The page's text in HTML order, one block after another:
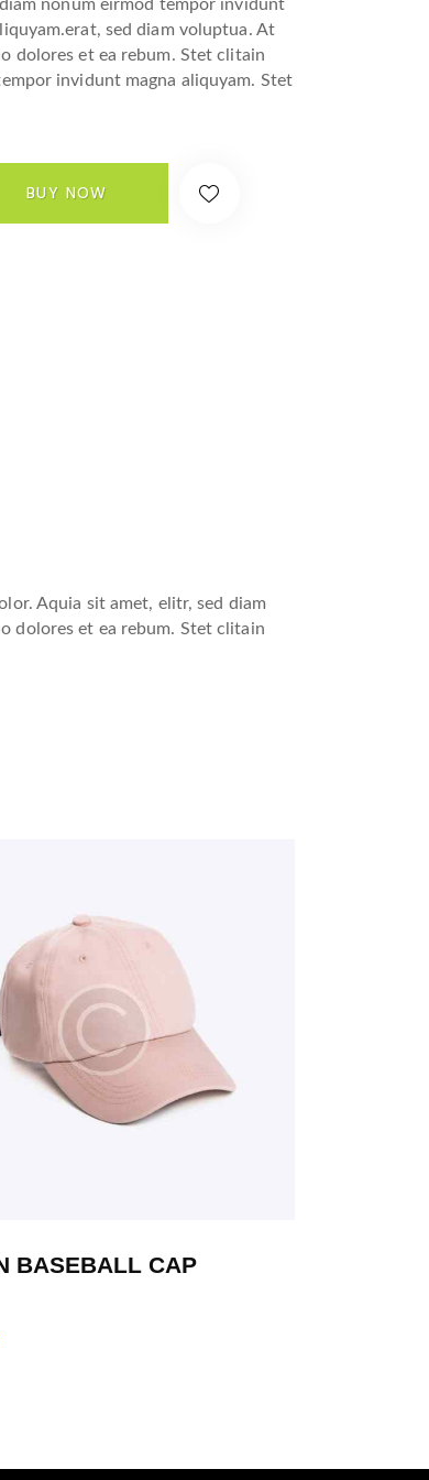
nonum eirmod tempor invidunt
sed diam voluptua. At
dolores et ea rebum. Stet clitain
invidunt magna aliquyam. Stet
BUY NOW
Aquia sit amet, elitr, sed diam
dolores et ea rebum. Stet clitain
BASEBALL CAP